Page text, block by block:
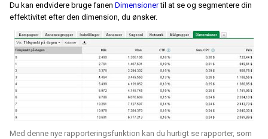
Du kan endvidere bruge fanen Dimensionertil at se og segmentere din
effektivitet efter den dimension, du ønsker.
Med denne nye rapporteringsfunktion kan du hurtigt se rapporter, som